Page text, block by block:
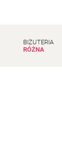
BIŻUTERIA
RÓŻNA